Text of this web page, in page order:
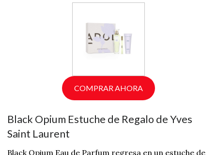
COMPRAR AHORA
Black Opium Estuche de Regalo de Yves
Saint Laurent
Black Opium Eau de Parfum regresa en un estuche de